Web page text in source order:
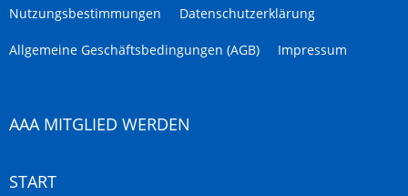
Nutzungsbestimmungen Datenschutzerklärung
Allgemeine Geschäftsbedingungen (AGB) Impressum
AAA MITGLIED WERDEN
START